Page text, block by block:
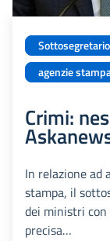
Sottosegretario
agenzie
Crimi:
In relazione ad
stampa, il
dei ministri con
precisa…